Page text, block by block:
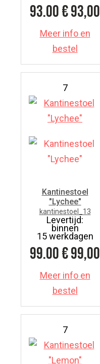
93.00€ 93,00
Meer info en
bestel
7
Kantinestoel
"Lychee"
kantinestoel_13
Levertijd:
binnen
15 werkdagen
99.00€ 99,00
Meer info en
bestel
7